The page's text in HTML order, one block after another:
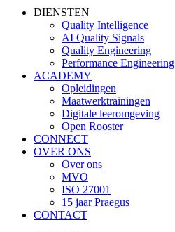
DIENSTEN
Quality Intelligence
AI Quality Signals
Quality Engineering
Performance Engineering
ACADEMY
Opleidingen
Maatwerktrainingen
Digitale leeromgeving
Open Rooster
CONNECT
OVER ONS
Over ons
MVO
ISO 27001
15 jaar Praegus
CONTACT